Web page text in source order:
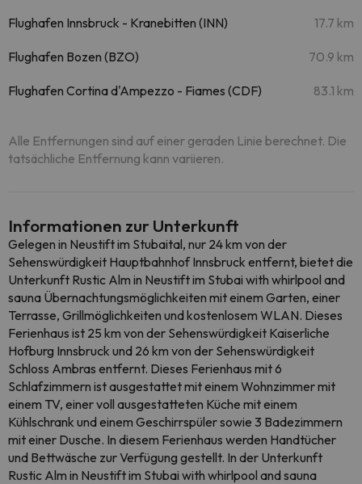
Flughafen Innsbruck - Kranebitten (INN) 17.7 km
Flughafen Bozen (BZO) 70.9 km
Flughafen Cortina d'Ampezzo - Fiames (CDF) 83.1 km
Alle Entfernungen sind auf einer geraden Linie berechnet. Die
tatsächliche Entfernung kann variieren.
Informationen zur Unterkunft
Gelegen in Neustift im Stubaital, nur 24 km von der
Sehenswürdigkeit Hauptbahnhof Innsbruck entfernt, bietet die
Unterkunft Rustic Alm in Neustift im Stubai with whirlpool and
sauna Übernachtungsmöglichkeiten mit einem Garten, einer
Terrasse, Grillmöglichkeiten und kostenlosem WLAN. Dieses
Ferienhaus ist 25 km von der Sehenswürdigkeit Kaiserliche
Hofburg Innsbruck und 26 km von der Sehenswürdigkeit
Schloss Ambras entfernt. Dieses Ferienhaus mit 6
Schlafzimmern ist ausgestattet mit einem Wohnzimmer mit
einem TV, einer voll ausgestatteten Küche mit einem
Kühlschrank und einem Geschirrspüler sowie 3 Badezimmern
mit einer Dusche. In diesem Ferienhaus werden Handtücher
und Bettwäsche zur Verfügung gestellt. In der Unterkunft
Rustic Alm in Neustift im Stubai with whirlpool and sauna